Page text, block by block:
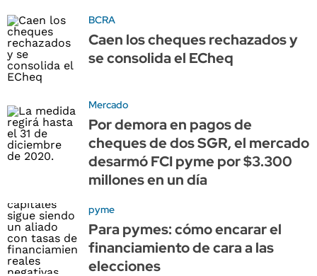
BCRA
Caen los cheques rechazados y
se consolida el ECheq
Mercado
Por demora en pagos de
cheques de dos SGR, el mercado
desarmó FCI pyme por $3.300
millones en un día
pyme
Para pymes: cómo encarar el
financiamiento de cara a las
elecciones